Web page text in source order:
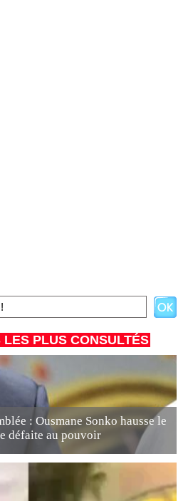
PLUS CONSULTÉS
: Ousmane Sonko hausse le
défaite au pouvoir